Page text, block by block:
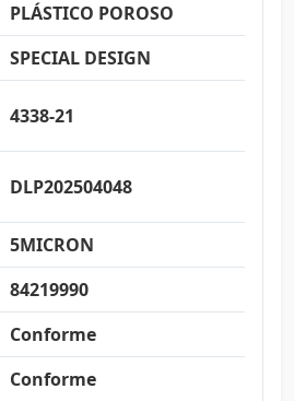
PLÁSTICO POROSO
SPECIAL DESIGN
4338-21
DLP202504048
5MICRON
84219990
Conforme
Conforme